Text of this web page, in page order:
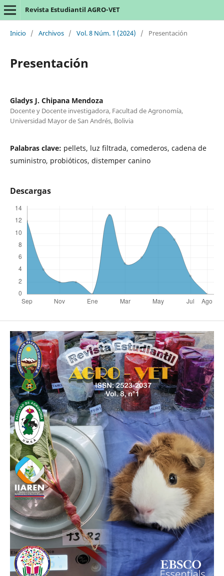
Revista Estudiantil AGRO-VET
Inicio / Archivos / Vol. 8 Núm. 1 (2024) / Presentación
Presentación
Gladys J. Chipana Mendoza
Docente y Docente investigadora, Facultad de Agronomía,
Universidad Mayor de San Andrés, Bolivia
Palabras clave: pellets, luz filtrada, comederos, cadena de
suministro, probióticos, distemper canino
Descargas